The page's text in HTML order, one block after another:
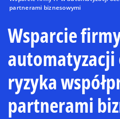
partnerami biznesowymi
Wsparcie
automatyzacji
ryzyka
partnerami